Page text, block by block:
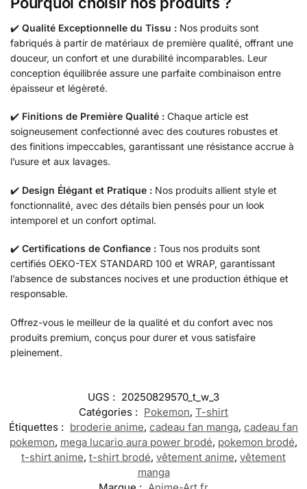
✔️ Qualité Exceptionnelle du Tissu : Nos produits sont
fabriqués à partir de matériaux de première qualité, offrant une
douceur, un confort et une durabilité incomparables. Leur
conception équilibrée assure une parfaite combinaison entre
épaisseur et légèreté.
✔️ Finitions de Première Qualité : Chaque article est
soigneusement confectionné avec des coutures robustes et
des finitions impeccables, garantissant une résistance accrue à
l’usure et aux lavages.
✔️ Design Élégant et Pratique : Nos produits allient style et
fonctionnalité, avec des détails bien pensés pour un look
intemporel et un confort optimal.
✔️ Certifications de Confiance : Tous nos produits sont
certifiés OEKO-TEX STANDARD 100 et WRAP, garantissant
l’absence de substances nocives et une production éthique et
responsable.
Offrez-vous le meilleur de la qualité et du confort avec nos
produits premium, conçus pour durer et vous satisfaire
pleinement.
UGS : 20250829570_t_w_3
Catégories : Pokemon, T-shirt
Étiquettes : broderie anime, cadeau fan manga, cadeau fan
pokemon, mega lucario aura power brodé, pokemon brodé,
t-shirt anime, t-shirt brodé, vêtement anime, vêtement
manga